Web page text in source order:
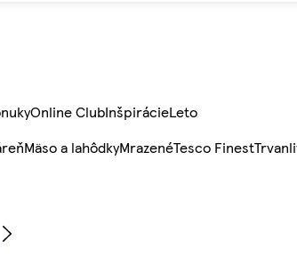
Online ClubInšpirácieLeto
Mäso a lahôdkyMrazenéTesco Finest